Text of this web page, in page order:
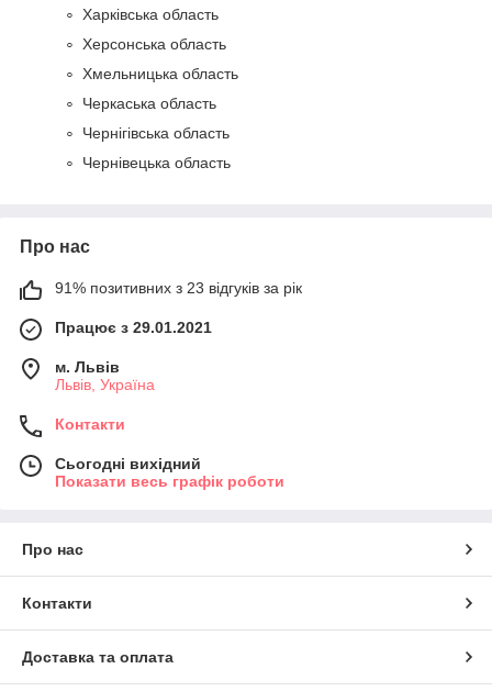
Харківська область
Херсонська область
Хмельницька область
Черкаська область
Чернігівська область
Чернівецька область
Про нас
91% позитивних з 23 відгуків за рік
Працює з 29.01.2021
м. Львів
Львів, Україна
Контакти
Сьогодні вихідний
Показати весь графік роботи
Про нас
Контакти
Доставка та оплата